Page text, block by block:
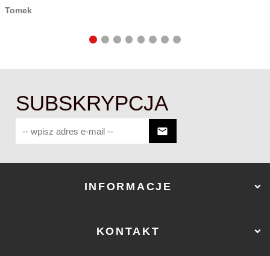
Tomek
SUBSKRYPCJA
INFORMACJE
KONTAKT